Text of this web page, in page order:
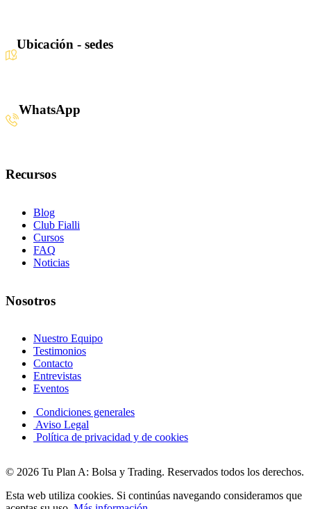
Ubicación - sedes
WhatsApp
Recursos
Blog
Club Fialli
Cursos
FAQ
Noticias
Nosotros
Nuestro Equipo
Testimonios
Contacto
Entrevistas
Eventos
Condiciones generales
Aviso Legal
Política de privacidad y de cookies
© 2026 Tu Plan A: Bolsa y Trading. Reservados todos los derechos.
Esta web utiliza cookies. Si continúas navegando consideramos que